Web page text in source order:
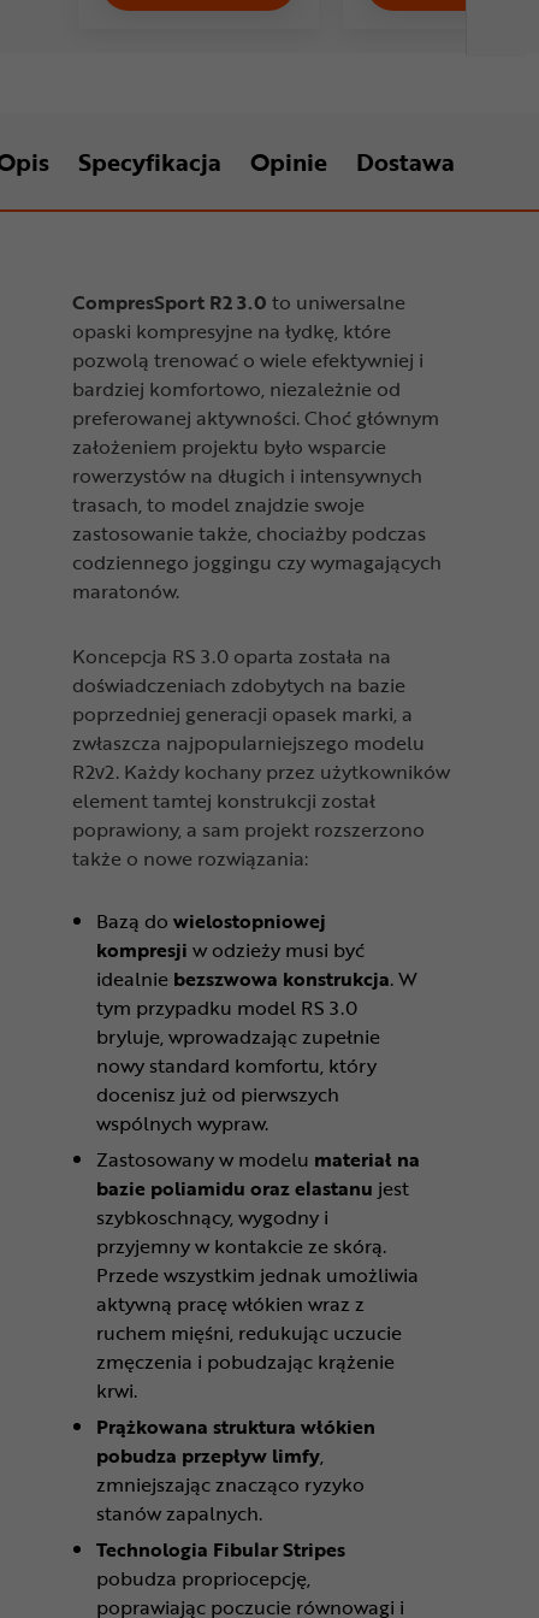
Specyfikacja Opinie Dostawa
CompresSport R2 3.0 to uniwersalne
opaski kompresyjne na łydkę, które
pozwolą trenować o wiele efektywniej i
bardziej komfortowo, niezależnie od
preferowanej aktywności. Choć głównym
założeniem projektu było wsparcie
rowerzystów na długich i intensywnych
trasach, to model znajdzie swoje
zastosowanie także, chociażby podczas
codziennego joggingu czy wymagających
maratonów.
Koncepcja RS 3.0 oparta została na
doświadczeniach zdobytych na bazie
poprzedniej generacji opasek marki, a
zwłaszcza najpopularniejszego modelu
R2v2. Każdy kochany przez użytkowników
element tamtej konstrukcji został
poprawiony, a sam projekt rozszerzono
także o nowe rozwiązania:
Bazą do wielostopniowej
kompresji w odzieży musi być
idealnie bezszwowa konstrukcja. W
tym przypadku model RS 3.0
bryluje, wprowadzając zupełnie
nowy standard komfortu, który
docenisz już od pierwszych
wspólnych wypraw.
Zastosowany w modelu materiał na
bazie poliamidu oraz elastanu jest
szybkoschnący, wygodny i
przyjemny w kontakcie ze skórą.
Przede wszystkim jednak umożliwia
aktywną pracę włókien wraz z
ruchem mięśni, redukując uczucie
zmęczenia i pobudzając krążenie
krwi.
Prążkowana struktura włókien
pobudza przepływ limfy,
zmniejszając znacząco ryzyko
stanów zapalnych.
Technologia Fibular Stripes
pobudza propriocepcję,
poprawiając poczucie równowagi i